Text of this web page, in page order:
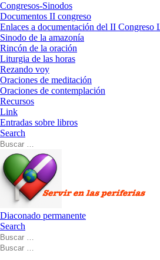
Congresos-Sinodos
Documentos II congreso
Enlaces a documentación del II Congreso
Sinodo de la amazonía
Rincón de la oración
Liturgia de las horas
Rezando voy
Oraciones de meditación
Oraciones de contemplación
Recursos
Link
Entradas sobre libros
Search
Buscar
Diaconado permanente
Search
Buscar
Buscar